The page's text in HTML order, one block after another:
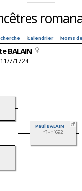
Calendrier Noms
BALAIN
7/1724
Paul BALAIN
*? - †1692